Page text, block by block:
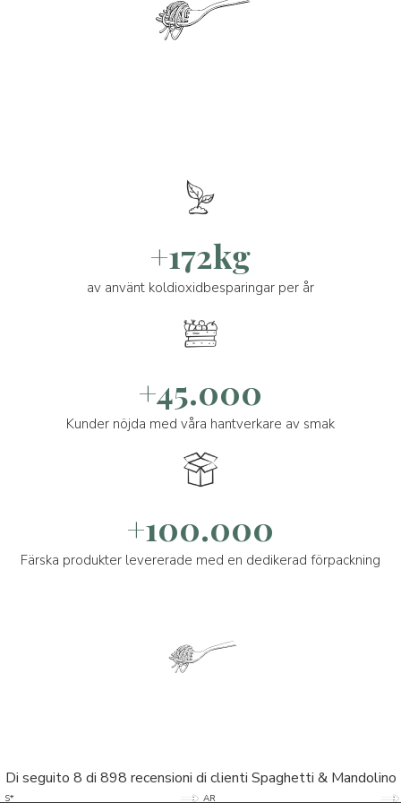
+172kg
av använt koldioxidbesparingar per år
+45.000
Kunder nöjda med våra hantverkare av smak
+100.000
Färska produkter levererade med en dedikerad förpackning
Di seguito 8 di 898 recensioni di clienti Spaghetti & Mandolino
S* 5/5 AR 5/5